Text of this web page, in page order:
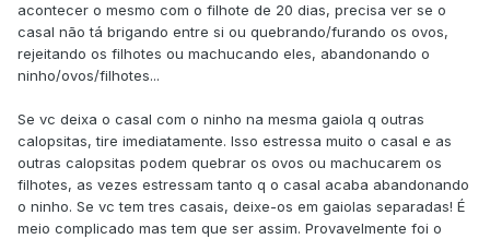
acontecer o mesmo com o filhote de 20 dias, precisa ver se o
casal não tá brigando entre si ou quebrando/furando os ovos,
rejeitando os filhotes ou machucando eles, abandonando o
ninho/ovos/filhotes...
Se vc deixa o casal com o ninho na mesma gaiola q outras
calopsitas, tire imediatamente. Isso estressa muito o casal e as
outras calopsitas podem quebrar os ovos ou machucarem os
filhotes, as vezes estressam tanto q o casal acaba abandonando
o ninho. Se vc tem tres casais, deixe-os em gaiolas separadas! É
meio complicado mas tem que ser assim. Provavelmente foi o